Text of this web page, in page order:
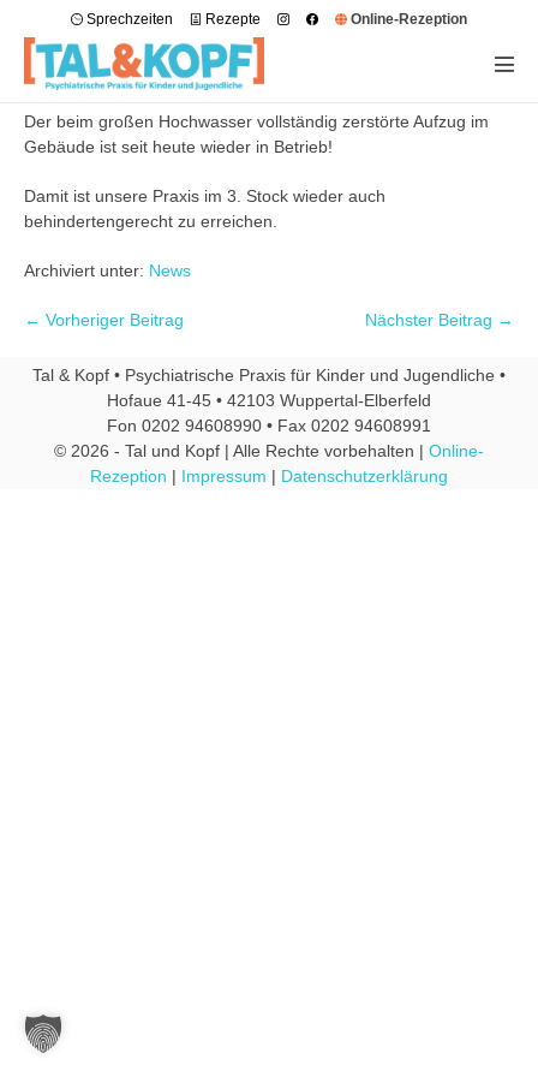
Sprechzeiten Rezepte Online-Rezeption
Der beim großen Hochwasser vollständig zerstörte Aufzug im
Gebäude ist seit heute wieder in Betrieb!
Damit ist unsere Praxis im 3. Stock wieder auch
behindertengerecht zu erreichen.
Archiviert unter: News
← Vorheriger Beitrag Nächster Beitrag →
Tal & Kopf • Psychiatrische Praxis für Kinder und Jugendliche •
Hofaue 41-45 • 42103 Wuppertal-Elberfeld
Fon 0202 94608990 • Fax 0202 94608991
© 2026 - Tal und Kopf | Alle Rechte vorbehalten | Online-
Rezeption | Impressum | Datenschutzerklärung